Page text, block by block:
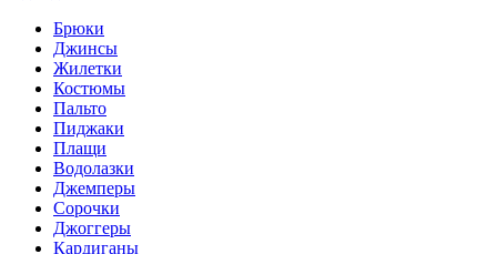
Брюки
Джинсы
Жилетки
Костюмы
Пальто
Пиджаки
Плащи
Водолазки
Джемперы
Сорочки
Джоггеры
Кардиганы